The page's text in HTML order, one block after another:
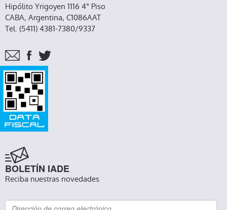
Hipólito Yrigoyen 1116 4° Piso
CABA, Argentina, C1086AAT
Tel. (5411) 4381-7380/9337
BOLETÍN IADE
Reciba nuestras novedades